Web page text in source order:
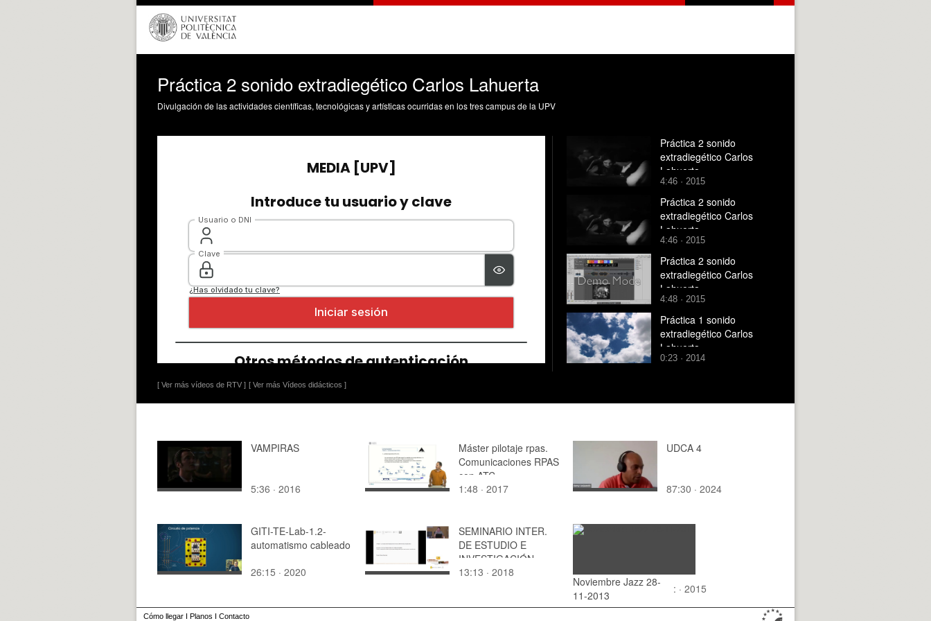
Práctica 2 sonido extradiegético Carlos Lahuerta
Divulgación de las actividades científicas, tecnológicas y artísticas ocurridas en los tres campus de la UPV
[ Ver más vídeos de RTV ] [ Ver más Vídeos didácticos ]
Práctica 2 sonido
extradiegético Carlos
Lahuerta
4:46 · 2015
Práctica 2 sonido
extradiegético Carlos
Lahuerta
4:46 · 2015
Práctica 2 sonido
extradiegético Carlos
Lahuerta
4:48 · 2015
Práctica 1 sonido
extradiegético Carlos
Lahuerta
0:23 · 2014
VAMPIRAS
5:36 · 2016
Máster pilotaje rpas.
Comunicaciones RPAS
con ATC
1:48 · 2017
UDCA 4
87:30 · 2024
GITI-TE-Lab-1.2-
automatismo cableado
26:15 · 2020
SEMINARIO INTER.
DE ESTUDIO E
INVESTIGACIÓN
SOBRE EL
13:13 · 2018
Noviembre Jazz 28-
11-2013
: · 2015
Cómo llegar I Planos I Contacto